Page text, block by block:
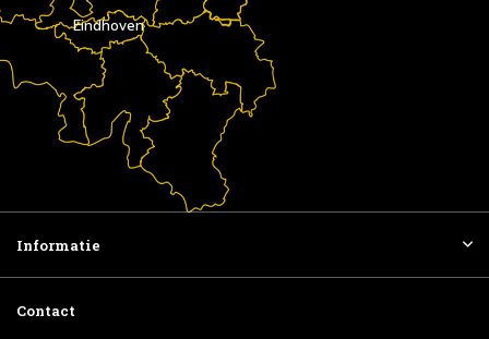
Eindhoven
Informatie
Contact